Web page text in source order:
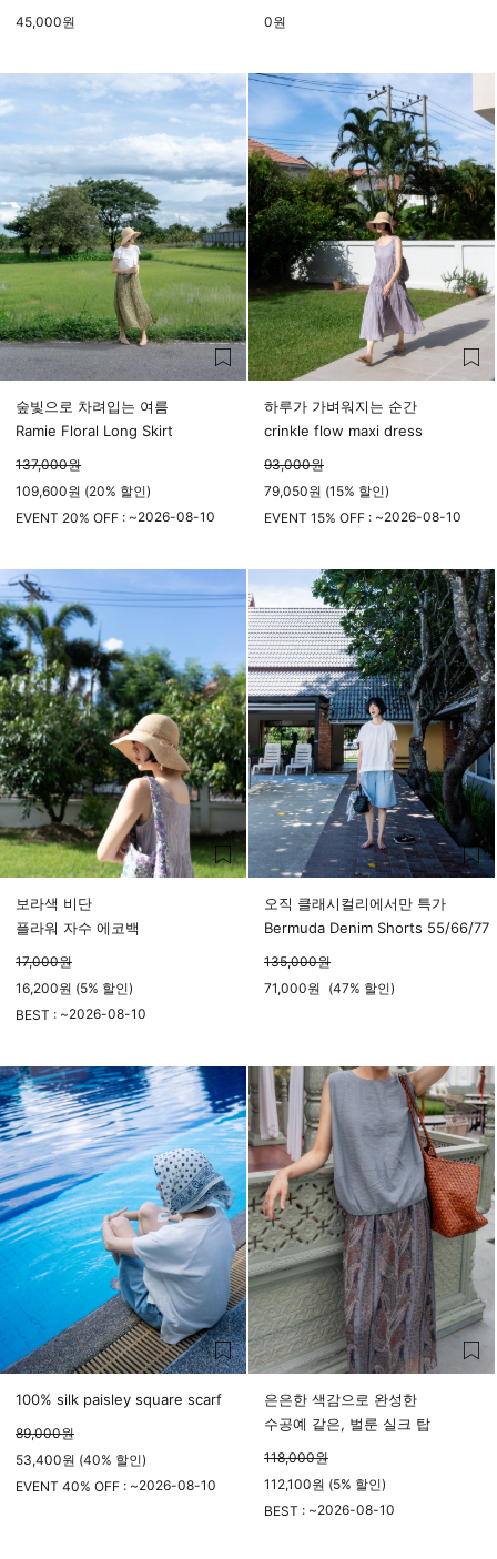
45,000원 0원
숲빛으로 차려입는 여름
Ramie Floral Long Skirt
137,000원
109,600원 (20% 할인)
EVENT 20% OFF : ~2026-08-10
하루가 가벼워지는 순간
crinkle flow maxi dress
93,000원
79,050원 (15% 할인)
EVENT 15% OFF : ~2026-08-10
보라색 비단
플라워 자수 에코백
17,000원
16,200원 (5% 할인)
BEST : ~2026-08-10
오직 클래시컬리에서만 특가
Bermuda Denim Shorts 55/66/77
135,000원
71,000원 (47% 할인)
100% silk paisley square scarf
89,000원
53,400원 (40% 할인)
EVENT 40% OFF : ~2026-08-10
은은한 색감으로 완성한
수공예 같은, 벌룬 실크 탑
118,000원
112,100원 (5% 할인)
BEST : ~2026-08-10